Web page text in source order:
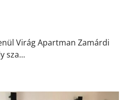
Virág Apartman Zamárdi
sza...